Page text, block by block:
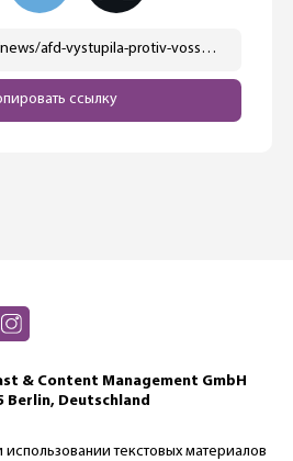
https://ostwest.tv/news/afd-vystupila-protiv-vossoedineniya-semej-bezhencev/
ссылку
& Content Management GmbH
Berlin, Deutschland
текстовых материалов